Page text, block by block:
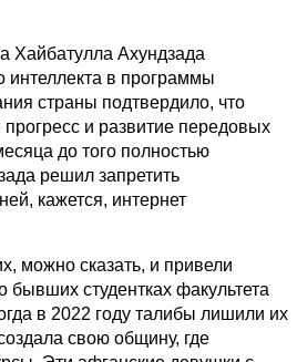
Хайбатулла Ахундзада
интеллекта в программы
страны подтвердило, что
и развитие передовых
до того полностью
решил запретить
кажется, интернет
можно сказать, и привели
студентках факультета
в 2022 году талибы лишили их
свою общину, где